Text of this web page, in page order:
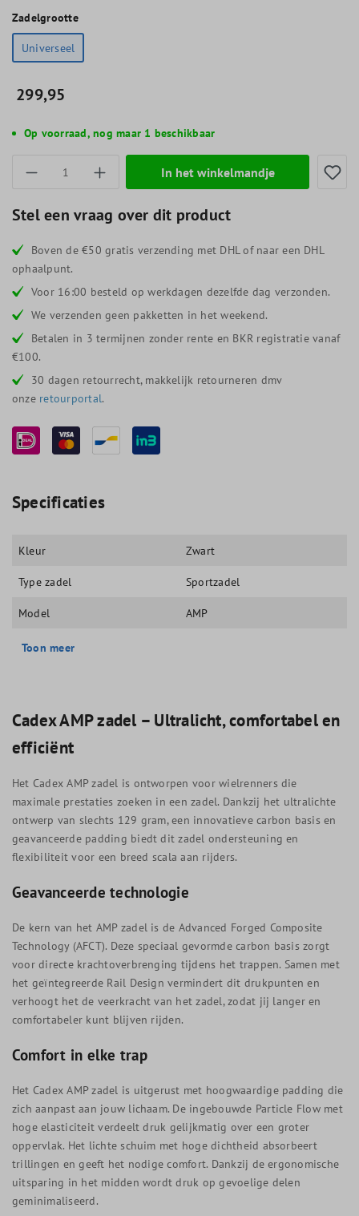
Zadelgrootte
Universeel
299,95
Op voorraad, nog maar 1 beschikbaar
Producthoeveelheid: Voer de gewenste
In het winkelmandje
Stel een vraag over dit product
Boven de €50 gratis verzending met DHL of naar een DHL
ophaalpunt.
Voor 16:00 besteld op werkdagen dezelfde dag verzonden.
We verzenden geen pakketten in het weekend.
Betalen in 3 termijnen zonder rente en BKR registratie vanaf
€100.
30 dagen retourrecht, makkelijk retourneren dmv
onze retourportal.
Specificaties
Kleur Zwart
Type zadel Sportzadel
Model AMP
Toon meer
Cadex AMP zadel – Ultralicht, comfortabel en
efficiënt
Het Cadex AMP zadel is ontworpen voor wielrenners die
maximale prestaties zoeken in een zadel. Dankzij het ultralichte
ontwerp van slechts 129 gram, een innovatieve carbon basis en
geavanceerde padding biedt dit zadel ondersteuning en
flexibiliteit voor een breed scala aan rijders.
Geavanceerde technologie
De kern van het AMP zadel is de Advanced Forged Composite
Technology (AFCT). Deze speciaal gevormde carbon basis zorgt
voor directe krachtoverbrenging tijdens het trappen. Samen met
het geïntegreerde Rail Design vermindert dit drukpunten en
verhoogt het de veerkracht van het zadel, zodat jij langer en
comfortabeler kunt blijven rijden.
Comfort in elke trap
Het Cadex AMP zadel is uitgerust met hoogwaardige padding die
zich aanpast aan jouw lichaam. De ingebouwde Particle Flow met
hoge elasticiteit verdeelt druk gelijkmatig over een groter
oppervlak. Het lichte schuim met hoge dichtheid absorbeert
trillingen en geeft het nodige comfort. Dankzij de ergonomische
uitsparing in het midden wordt druk op gevoelige delen
geminimaliseerd.